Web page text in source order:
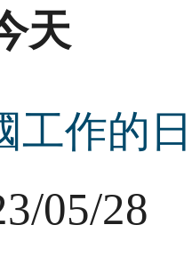
天
工作的
05/28